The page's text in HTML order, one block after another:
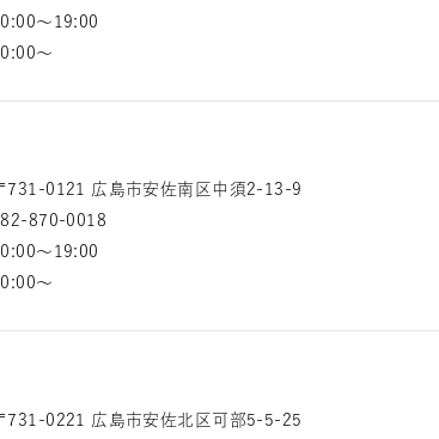
～19:00
～
731-0121 広島市安佐南区中須2-13-9
870-0018
～19:00
～
731-0221 広島市安佐北区可部5-5-25